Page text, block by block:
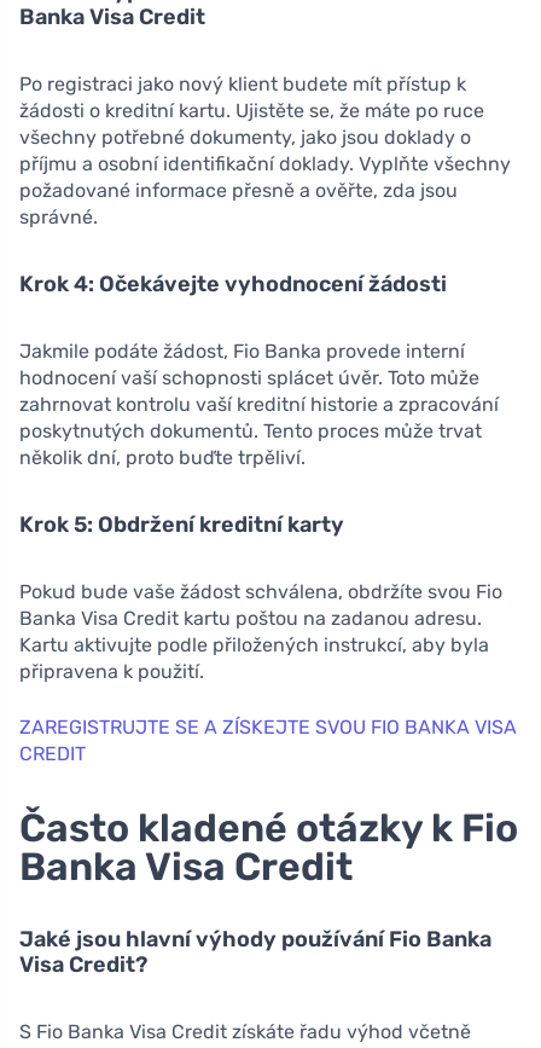
Banka Visa Credit
Po registraci jako nový klient budete mít přístup k
žádosti o kreditní kartu. Ujistěte se, že máte po ruce
všechny potřebné dokumenty, jako jsou doklady o
příjmu a osobní identifikační doklady. Vyplňte všechny
požadované informace přesně a ověřte, zda jsou
správné.
Krok 4: Očekávejte vyhodnocení žádosti
Jakmile podáte žádost, Fio Banka provede interní
hodnocení vaší schopnosti splácet úvěr. Toto může
zahrnovat kontrolu vaší kreditní historie a zpracování
poskytnutých dokumentů. Tento proces může trvat
několik dní, proto buďte trpěliví.
Krok 5: Obdržení kreditní karty
Pokud bude vaše žádost schválena, obdržíte svou Fio
Banka Visa Credit kartu poštou na zadanou adresu.
Kartu aktivujte podle přiložených instrukcí, aby byla
připravena k použití.
ZAREGISTRUJTE SE A ZÍSKEJTE SVOU FIO BANKA VISA
CREDIT
Často kladené otázky k Fio
Banka Visa Credit
Jaké jsou hlavní výhody používání Fio Banka
Visa Credit?
S Fio Banka Visa Credit získáte řadu výhod včetně